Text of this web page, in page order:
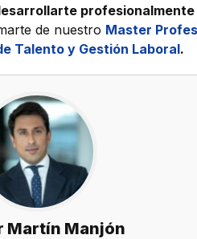
profesionalmente
de nuestro Master
Talento y Gestión Laboral.
Martín Manjón